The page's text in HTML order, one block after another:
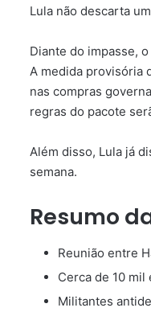
Lula não descarta
Diante do impasse,
A medida provisória
nas compras
regras do pacote
Além disso, Lula já
semana.
Resumo
Reunião entre
Cerca de 10
Militantes